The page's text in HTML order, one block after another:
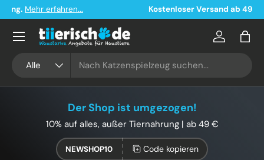
Direkt zum Inhalt
Kostenloser Versand ab 49€ in Deutschland
Alle
Konto
Der Shop ist umgezogen!
10% auf alles, außer Tiernahrung | ab 49 €
NEWSHOP10 Code kopieren